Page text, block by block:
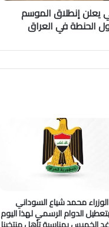
يعلن إنطلاق الموسم
الحنطة في العراق
محمد شياع السوداني
الدوام الرسمي لهذا اليوم